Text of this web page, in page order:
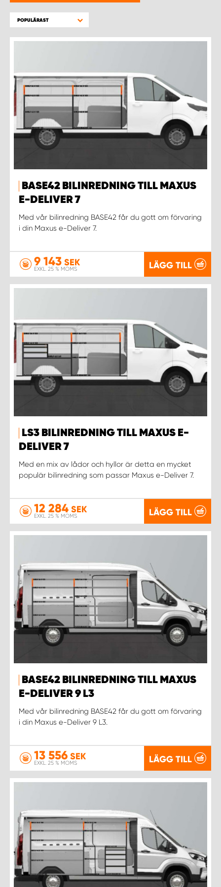
POPULÄRAST
BASE42 BILINREDNING TILL MAXUS
E-DELIVER 7
Med vår bilinredning BASE42 får du gott om förvaring
i din Maxus e-Deliver 7.
9 143 SEK
EXKL. 25 % MOMS LÄGG TILL
LS3 BILINREDNING TILL MAXUS E-
DELIVER 7
Med en mix av lådor och hyllor är detta en mycket
populär bilinredning som passar Maxus e-Deliver 7.
12 284 SEK
EXKL. 25 % MOMS LÄGG TILL
BASE42 BILINREDNING TILL MAXUS
E-DELIVER 9 L3
Med vår bilinredning BASE42 får du gott om förvaring
i din Maxus e-Deliver 9 L3.
13 556 SEK
EXKL. 25 % MOMS LÄGG TILL
WORK SYSTEM HELSINGBORG
WORK SYSTEM KARLSTAD
WORK SYSTEM KIRUNA
WORK SYSTEM KRISTIANSTAD
WORK SYSTEM LULEÅ
WORK SYSTEM NORRKÖPING
WORK SYSTEM SKÖVDE
WORK SYSTEM STOCKHOLM NORR
WORK SYSTEM STOCKHOLM SYD
WORK SYSTEM SUNDSVALL
WORK SYSTEM UMEÅ
WORK SYSTEM UPPSALA
WORK SYSTEM VÄXJÖ
WORK SYSTEM ÖREBRO
WORK SYSTEM ÖSTERSUND